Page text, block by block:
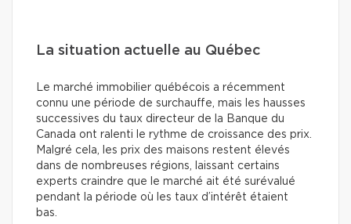
La situation actuelle au Québec
Le marché immobilier québécois a récemment
connu une période de surchauffe, mais les hausses
successives du taux directeur de la Banque du
Canada ont ralenti le rythme de croissance des prix.
Malgré cela, les prix des maisons restent élevés
dans de nombreuses régions, laissant certains
experts craindre que le marché ait été surévalué
pendant la période où les taux d’intérêt étaient
bas.